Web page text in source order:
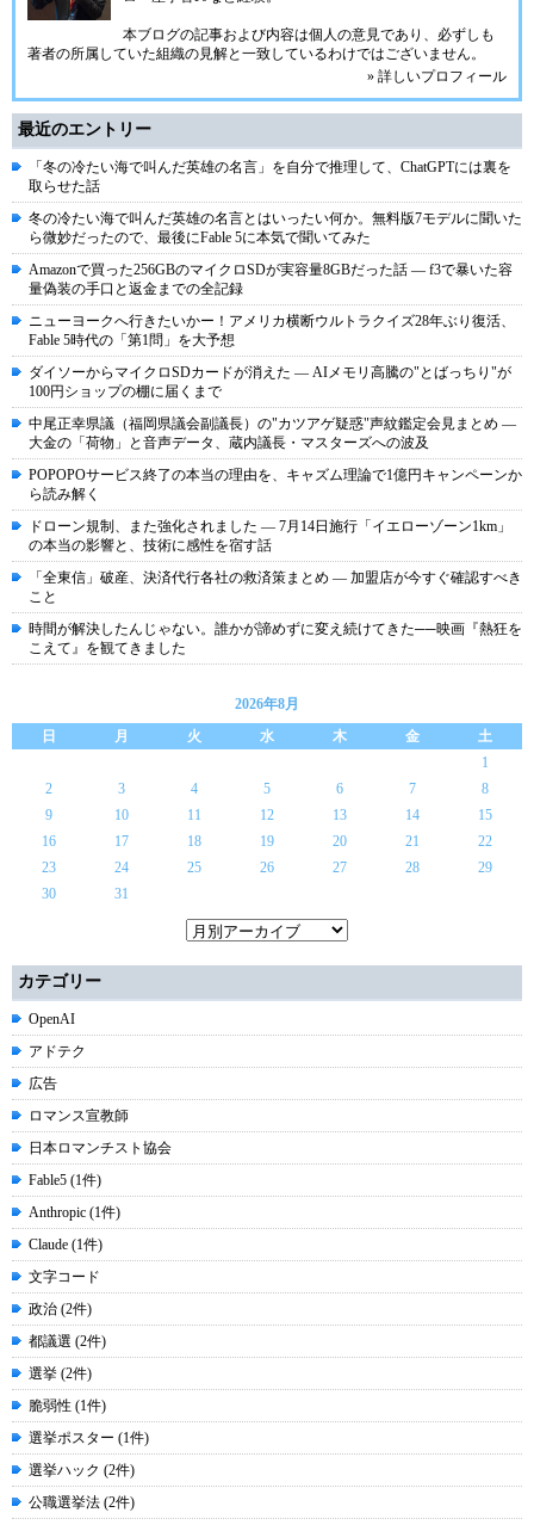
本ブログの記事および内容は個人の意見であり、必ずしも
著者の所属していた組織の見解と一致しているわけではございません。
» 詳しいプロフィール
最近のエントリー
「冬の冷たい海で叫んだ英雄の名言」を自分で推理して、ChatGPTには裏を
取らせた話
冬の冷たい海で叫んだ英雄の名言とはいったい何か。無料版7モデルに聞いた
ら微妙だったので、最後にFable 5に本気で聞いてみた
Amazonで買った256GBのマイクロSDが実容量8GBだった話 ― f3で暴いた容
量偽装の手口と返金までの全記録
ニューヨークへ行きたいかー！アメリカ横断ウルトラクイズ28年ぶり復活、
Fable 5時代の「第1問」を大予想
ダイソーからマイクロSDカードが消えた ― AIメモリ高騰の"とばっちり"が
100円ショップの棚に届くまで
中尾正幸県議（福岡県議会副議長）の"カツアゲ疑惑"声紋鑑定会見まとめ ―
大金の「荷物」と音声データ、蔵内議長・マスターズへの波及
POPOPOサービス終了の本当の理由を、キャズム理論で1億円キャンペーンか
ら読み解く
ドローン規制、また強化されました ― 7月14日施行「イエローゾーン1km」
の本当の影響と、技術に感性を宿す話
「全東信」破産、決済代行各社の救済策まとめ ― 加盟店が今すぐ確認すべき
こと
時間が解決したんじゃない。誰かが諦めずに変え続けてきた──映画『熱狂を
こえて』を観てきました
2026年8月
日
月 火 水 木 金
土
1
2
3 4 5 6 7
8
9
10 11 12 13 14
15
16
17 18 19 20 21
22
23
24 25 26 27 28
29
30
31
カテゴリー
OpenAI
アドテク
広告
ロマンス宣教師
日本ロマンチスト協会
Fable5 (1件)
Anthropic (1件)
Claude (1件)
文字コード
政治 (2件)
都議選 (2件)
選挙 (2件)
脆弱性 (1件)
選挙ポスター (1件)
選挙ハック (2件)
公職選挙法 (2件)